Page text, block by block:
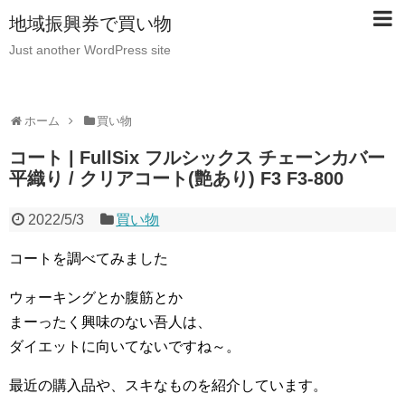
地域振興券で買い物
Just another WordPress site
ホーム 買い物
コート | FullSix フルシックス チェーンカバー
平織り / クリアコート(艶あり) F3 F3-800
2022/5/3 買い物
コートを調べてみました
ウォーキングとか腹筋とか
まーったく興味のない吾人は、
ダイエットに向いてないですね～。
最近の購入品や、スキなものを紹介しています。